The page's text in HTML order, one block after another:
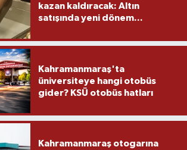
kazan kaldıracak: Altın
satışında yeni dönem...
Kahramanmaraş'ta
üniversiteye hangi otobüs
gider? KSÜ otobüs hatları
Kahramanmaraş otogarına